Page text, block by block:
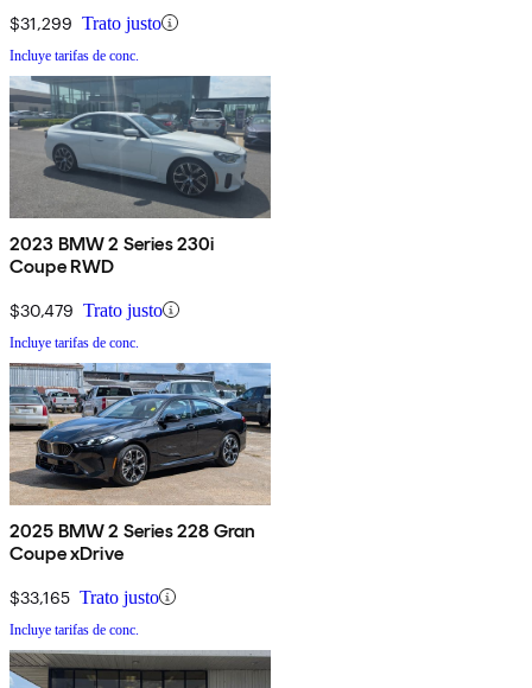
$31,299 Trato justo
Incluye tarifas de conc.
2023 BMW 2 Series 230i
Coupe RWD
$30,479 Trato justo
Incluye tarifas de conc.
2025 BMW 2 Series 228 Gran
Coupe xDrive
$33,165 Trato justo
Incluye tarifas de conc.